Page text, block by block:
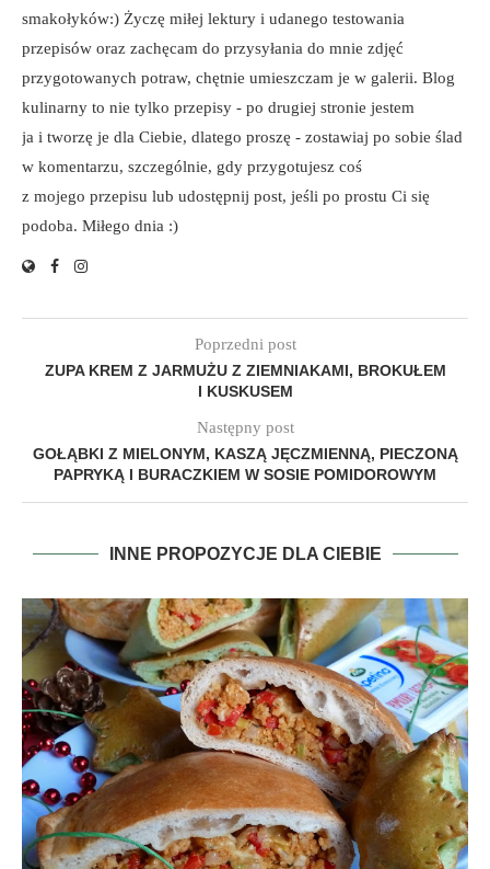
smakołyków:) Życzę miłej lektury i udanego testowania
przepisów oraz zachęcam do przysyłania do mnie zdjęć
przygotowanych potraw, chętnie umieszczam je w galerii. Blog
kulinarny to nie tylko przepisy - po drugiej stronie jestem
ja i tworzę je dla Ciebie, dlatego proszę - zostawiaj po sobie ślad
w komentarzu, szczególnie, gdy przygotujesz coś
z mojego przepisu lub udostępnij post, jeśli po prostu Ci się
podoba. Miłego dnia :)
Poprzedni post
ZUPA KREM Z JARMUŻU Z ZIEMNIAKAMI, BROKUŁEM
I KUSKUSEM
Następny post
GOŁĄBKI Z MIELONYM, KASZĄ JĘCZMIENNĄ, PIECZONĄ
PAPRYKĄ I BURACZKIEM W SOSIE POMIDOROWYM
INNE PROPOZYCJE DLA CIEBIE